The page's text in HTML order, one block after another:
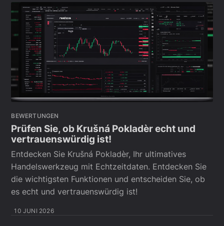
BEWERTUNGEN
Prüfen Sie, ob Krušná Pokladèr echt und
vertrauenswürdig ist!
Entdecken Sie Krušná Pokladèr, Ihr ultimatives
Handelswerkzeug mit Echtzeitdaten. Entdecken Sie
die wichtigsten Funktionen und entscheiden Sie, ob
es echt und vertrauenswürdig ist!
10 JUNI 2026